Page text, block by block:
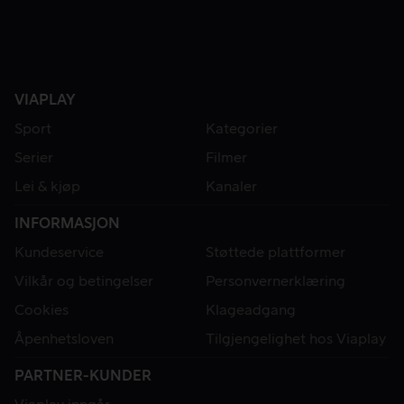
VIAPLAY
Sport
Kategorier
Serier
Filmer
Lei & kjøp
Kanaler
INFORMASJON
Kundeservice
Støttede plattformer
Vilkår og betingelser
Personvernerklæring
Cookies
Klageadgang
Åpenhetsloven
Tilgjengelighet hos Viaplay
PARTNER-KUNDER